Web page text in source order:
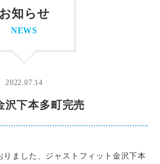
お知らせ
NEWS
2022.07.14
沢下本多町完売
ました、ジャストフィット金沢下本